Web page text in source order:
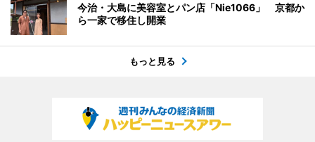
今治・大島に美容室とパン店「Nie1066」 京都か
ら一家で移住し開業
もっと見る